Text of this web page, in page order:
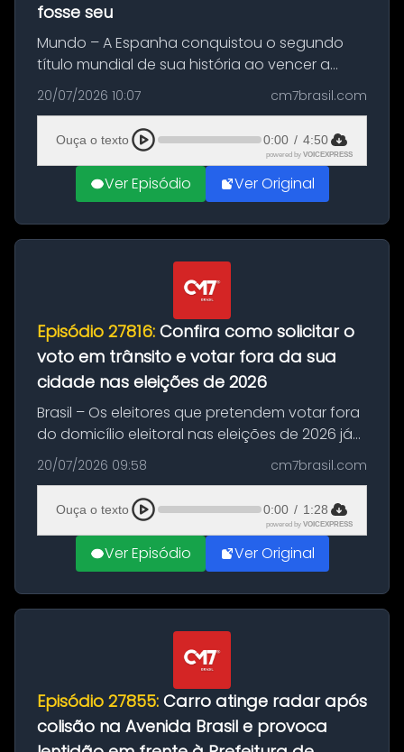
fosse seu
Mundo – A Espanha conquistou o segundo
título mundial de sua história ao vencer a
Argentina por 1 a 0, neste domingo (19), na
decisão da Copa do Mundo de 2026. Depois
de um duelo sem gols durante o te...
20/07/2026 10:07 cm7brasil.com
Ouça o texto 0:00 / 4:50
powered by VOICEXPRESS
Ver Episódio Ver Original
Episódio 27816: Confira como solicitar o
voto em trânsito e votar fora da sua
cidade nas eleições de 2026
Brasil – Os eleitores que pretendem votar fora
do domicílio eleitoral nas eleições de 2026 já
podem solicitar o voto em trânsito a partir
desta segunda-feira (20). O pedido pode ser
feito até 20 de ag...
20/07/2026 09:58 cm7brasil.com
Ouça o texto 0:00 / 1:28
powered by VOICEXPRESS
Ver Episódio Ver Original
Episódio 27855: Carro atinge radar após
colisão na Avenida Brasil e provoca